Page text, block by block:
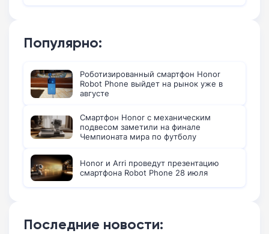
Популярно:
Роботизированный смартфон Honor
Robot Phone выйдет на рынок уже в
августе
Смартфон Honor с механическим
подвесом заметили на финале
Чемпионата мира по футболу
Honor и Arri проведут презентацию
смартфона Robot Phone 28 июля
Последние новости: